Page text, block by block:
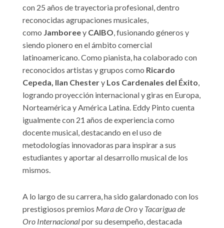
con 25 años de trayectoria profesional, dentro
reconocidas agrupaciones musicales,
como Jamboreey CAIBO , fusionando géneros y
siendo pionero en el ámbito comercial
latinoamericano. Como pianista, ha colaborado con
reconocidos artistas y grupos como Ricardo
Cepeda, Ilan Chestery Los Cardenales del Éxito
logrando proyección internacional y giras en Europa,
Norteamérica y América Latina. Eddy Pinto cuenta
igualmente con 21 años de experiencia como
docente musical, destacando en el uso de
metodologías innovadoras para inspirar a sus
estudiantes y aportar al desarrollo musical de los
mismos.
A lo largo de su carrera, ha sido galardonado con los
prestigiosos premios Mara de Oroy Tacarigua de
Oro Internacionalpor su desempeño, destacada